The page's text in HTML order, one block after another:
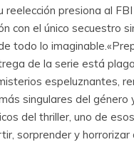
presiona al
con el único secuestro
todo lo
de la serie está
espeluznantes,
singulares del
del thriller, uno de
sorprender y